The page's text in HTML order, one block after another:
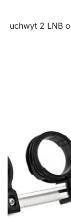
uchwyt 2 LNB